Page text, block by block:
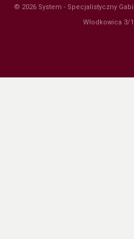
© 2026 System - Specjalistyczny
Włodkowica 3/